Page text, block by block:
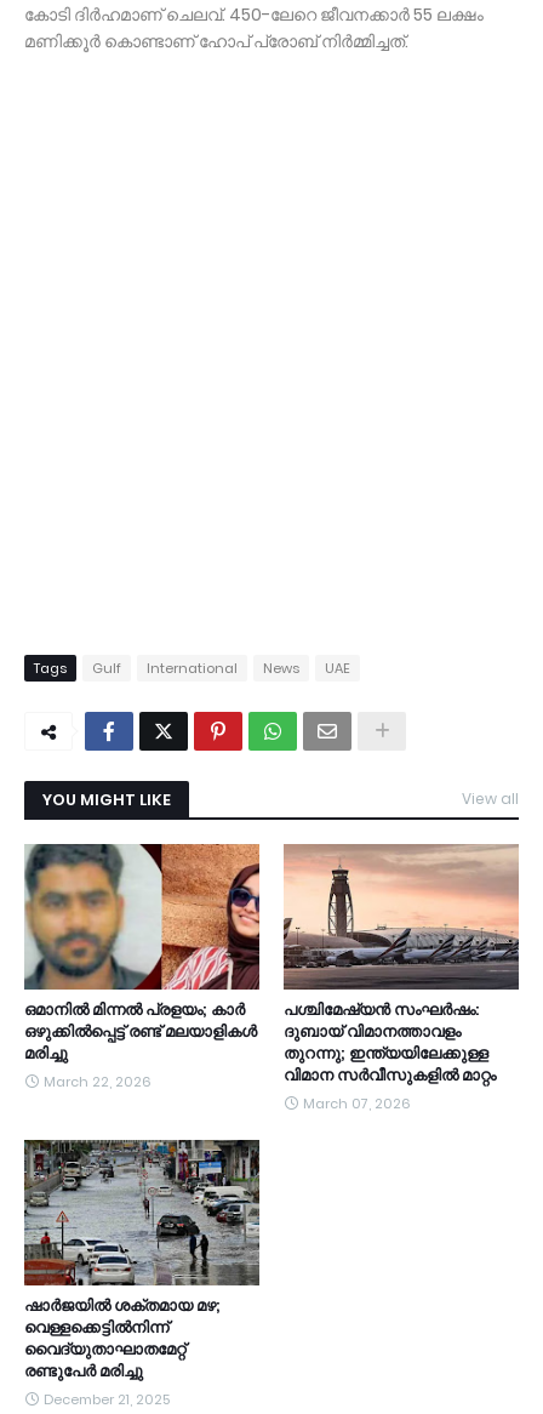
കോടി ദിർഹമാണ് ചെലവ്. 450-ലേറെ ജീവനക്കാർ 55 ലക്ഷം
മണിക്കൂർ കൊണ്ടാണ് ഹോപ് പ്രോബ് നിര്‍മ്മിച്ചത്.
Tags Gulf International News UAE
YOU MIGHT LIKE View all
ഒമാനിൽ മിന്നൽ പ്രളയം; കാർ
ഒഴുക്കിൽപ്പെട്ട് രണ്ട് മലയാളികൾ
മരിച്ചു
March 22, 2026
പശ്ചിമേഷ്യൻ സംഘർഷം:
ദുബായ് വിമാനത്താവളം
തുറന്നു; ഇന്ത്യയിലേക്കുള്ള
വിമാന സർവീസുകളിൽ മാറ്റം
March 07, 2026
ഷാർജയിൽ ശക്തമായ മഴ;
വെള്ളക്കെട്ടിൽനിന്ന്
വൈദ്യുതാഘാതമേറ്റ്
രണ്ടുപേർ മരിച്ചു
December 21, 2025